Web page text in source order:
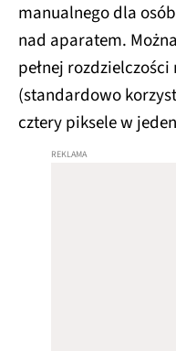
manualnego dla
nad aparatem.
pełnej
(standardowo
cztery piksele w